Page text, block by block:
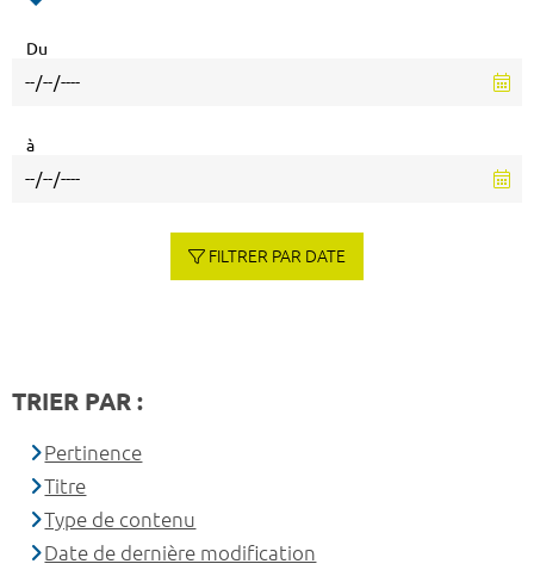
Du
à
FILTRER PAR DATE
TRIER PAR :
Pertinence
Titre
Type de contenu
Date de dernière modification